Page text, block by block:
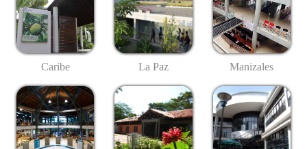
Caribe La Paz Manizales